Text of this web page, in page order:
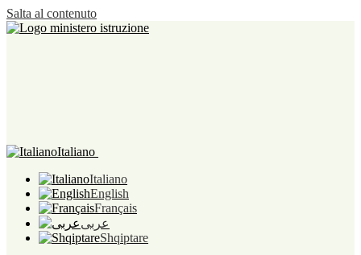
Salta al contenuto
Italiano
Italiano
English
Français
عربى
Shqiptare